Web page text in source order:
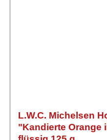
L.W.C. Michelsen
"Kandierte Orange